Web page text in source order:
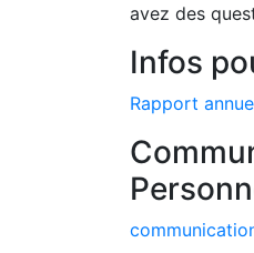
avez des
Infos
Rapport